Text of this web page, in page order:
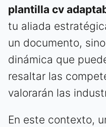
plantilla cv
tu aliada
un documento,
dinámica que
resaltar las
valorarán las
En este contexto,